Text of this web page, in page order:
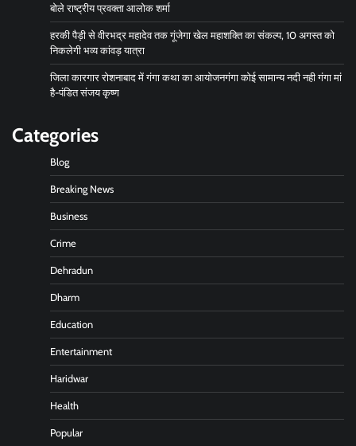
बोले राष्ट्रीय प्रवक्ता आलोक शर्मा
हरकी पैड़ी से वीरभद्र महादेव तक गूंजेगा खेल महाशक्ति का संकल्प, 10 अगस्त को
निकलेगी भव्य कांवड़ यात्रा
जिला कारगार रोशनाबाद में गंगा कथा का आयोजनगंगा कोई सामान्य नदी नही गंगा मां
है-पंडित संजय कृष्ण
Categories
Blog
Breaking News
Business
Crime
Dehradun
Dharm
Education
Entertainment
Haridwar
Health
Popular